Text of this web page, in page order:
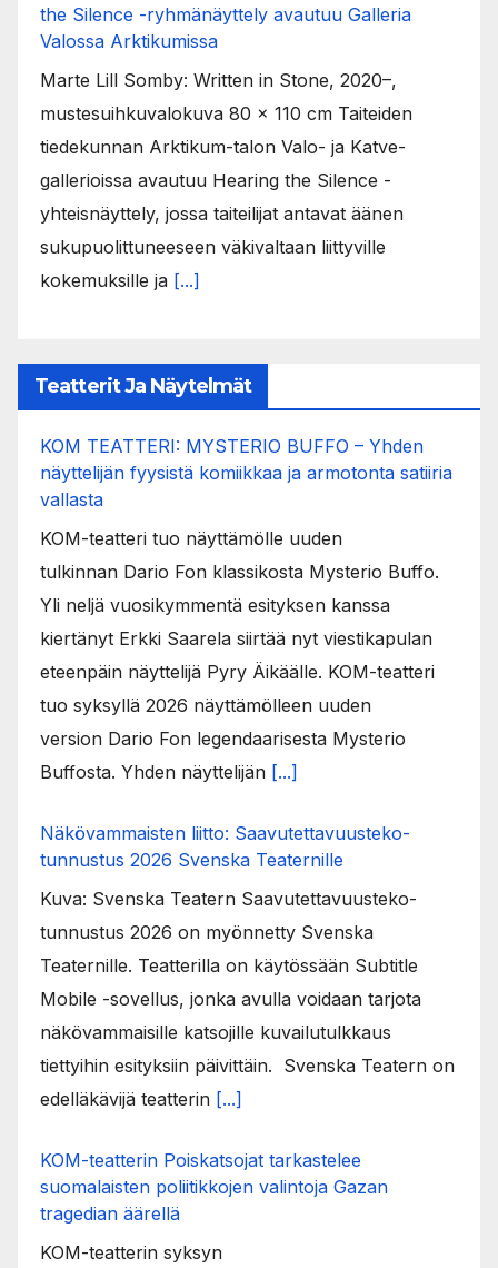
the Silence -ryhmänäyttely avautuu Galleria
Valossa Arktikumissa
Marte Lill Somby: Written in Stone, 2020–,
mustesuihkuvalokuva 80 x 110 cm Taiteiden
tiedekunnan Arktikum-talon Valo- ja Katve-
gallerioissa avautuu Hearing the Silence -
yhteisnäyttely, jossa taiteilijat antavat äänen
sukupuolittuneeseen väkivaltaan liittyville
kokemuksille ja [...]
Teatterit Ja Näytelmät
KOM TEATTERI: MYSTERIO BUFFO – Yhden
näyttelijän fyysistä komiikkaa ja armotonta satiiria
vallasta
KOM-teatteri tuo näyttämölle uuden
tulkinnan Dario Fon klassikosta Mysterio Buffo.
Yli neljä vuosikymmentä esityksen kanssa
kiertänyt Erkki Saarela siirtää nyt viestikapulan
eteenpäin näyttelijä Pyry Äikäälle. KOM-teatteri
tuo syksyllä 2026 näyttämölleen uuden
version Dario Fon legendaarisesta Mysterio
Buffosta. Yhden näyttelijän [...]
Näkövammaisten liitto: Saavutettavuusteko-
tunnustus 2026 Svenska Teaternille
Kuva: Svenska Teatern Saavutettavuusteko-
tunnustus 2026 on myönnetty Svenska
Teaternille. Teatterilla on käytössään Subtitle
Mobile -sovellus, jonka avulla voidaan tarjota
näkövammaisille katsojille kuvailutulkkaus
tiettyihin esityksiin päivittäin. Svenska Teatern on
edelläkävijä teatterin [...]
KOM-teatterin Poiskatsojat tarkastelee
suomalaisten poliitikkojen valintoja Gazan
tragedian äärellä
KOM-teatterin syksyn